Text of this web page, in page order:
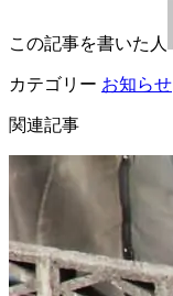
この記事を書いた人
カテゴリー お知らせ
関連記事